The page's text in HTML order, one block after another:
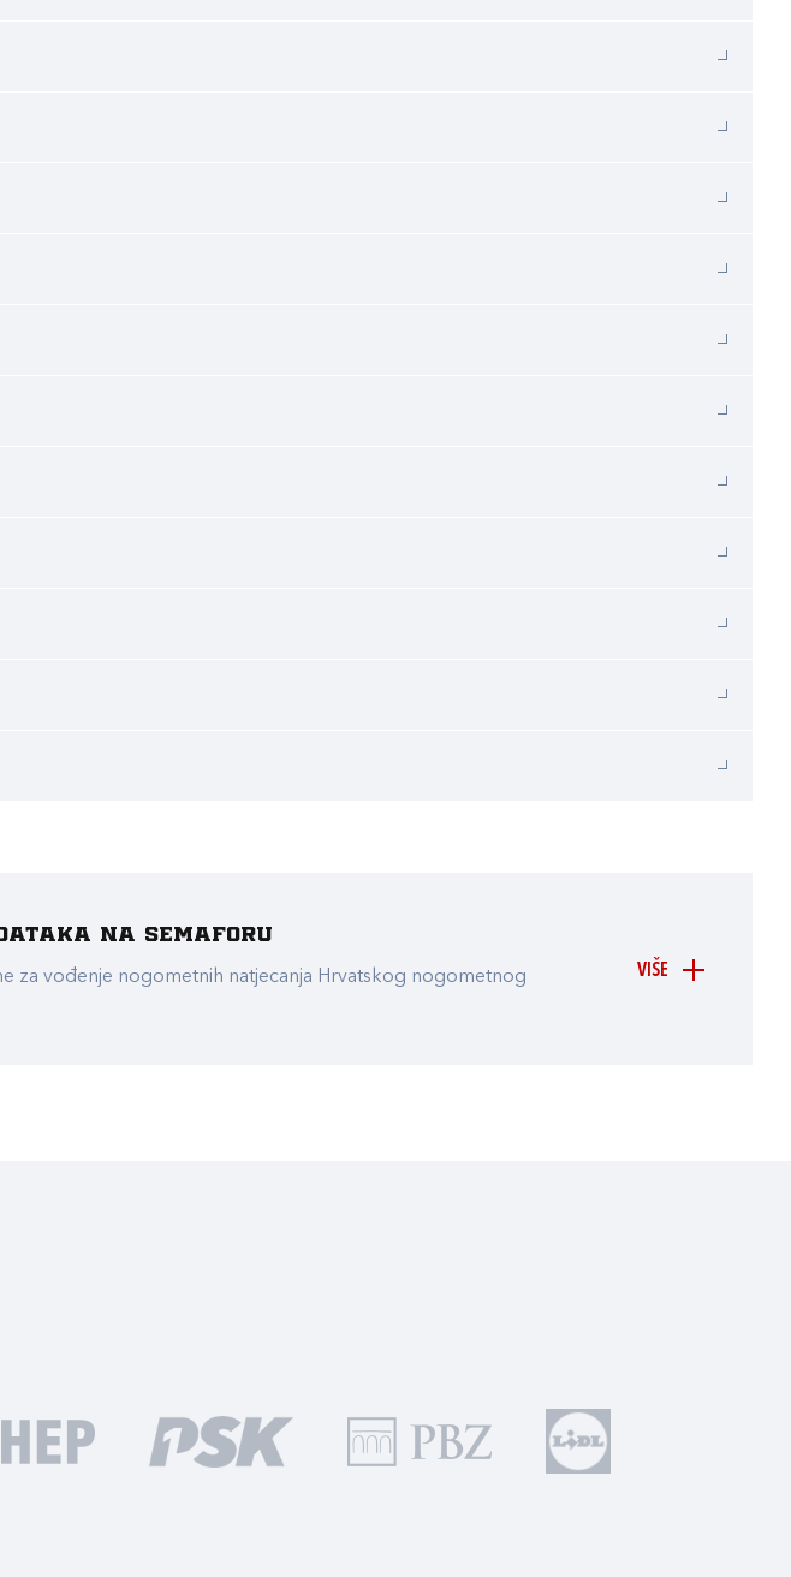
VIŠE
na Semaforu
za vođenje nogometnih natjecanja Hrvatskog nogometnog